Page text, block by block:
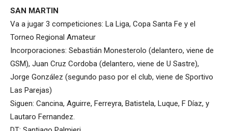
SAN MARTIN
Va a jugar 3 competiciones: La Liga, Copa Santa Fe y el
Torneo Regional Amateur
Incorporaciones: Sebastián Monesterolo (delantero, viene de
GSM), Juan Cruz Cordoba (delantero, viene de U Sastre),
Jorge González (segundo paso por el club, viene de Sportivo
Las Parejas)
Siguen: Cancina, Aguirre, Ferreyra, Batistela, Luque, F Díaz, y
Lautaro Fernandez.